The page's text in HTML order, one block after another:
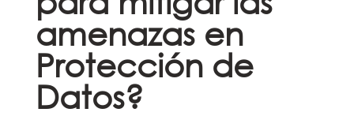
amenazas en
Protección de
Datos?